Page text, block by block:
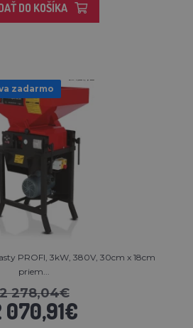
DO KOŠÍKA
zadarmo
PROFI, 3kW, 380V, 30cm x 18cm
priem...
278,04€
070,91€